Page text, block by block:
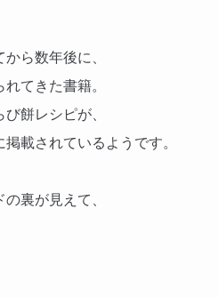
ら数年後に、
てきた書籍。
餅レシピが、
載されているようです。
裏が見えて、